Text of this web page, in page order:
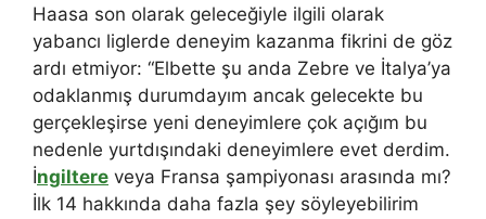
Haasa son olarak geleceğiyle ilgili olarak
yabancı liglerde deneyim kazanma fikrini de göz
ardı etmiyor: “Elbette şu anda Zebre ve İtalya’ya
odaklanmış durumdayım ancak gelecekte bu
gerçekleşirse yeni deneyimlere çok açığım bu
nedenle yurtdışındaki deneyimlere evet derdim.
İngiltere veya Fransa şampiyonası arasında mı?
İlk 14 hakkında daha fazla şey söyleyebilirim